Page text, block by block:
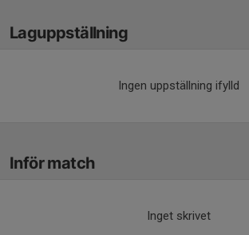
Laguppställning
Ingen uppställning ifylld
Inför match
Inget skrivet